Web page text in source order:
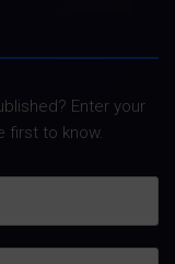
Enter your
first to know.